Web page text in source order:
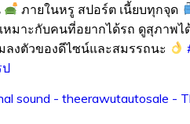
ภายในหรู สปอร์ต เนี้ยบทุกจุด
หมาะกับคนที่อยากได้รถ ดูสุภาพ
ลงตัวของดีไซน์และสมรรถนะ
ป
sound - theerawutautosale -